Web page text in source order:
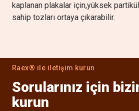
kaplanan plakalar için,yüksek
sahip tozları ortaya çıkarabilir.
Raex® ile iletişim kurun
Sorularınız için
kurun